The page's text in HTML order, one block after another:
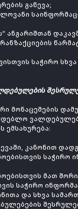
გაწევა;
ანგარიშთან
საჭირო
მონაცემების
ემსახურება:
კანონით
საჭირო
მათ
საჭირო
და სხვა